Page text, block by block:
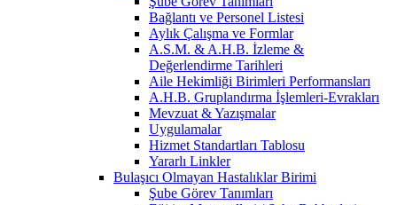
Bağlantı ve Personel Listesi
Aylık Çalışma ve Formlar
A.S.M. & A.H.B. İzleme &
Değerlendirme Tarihleri
Aile Hekimliği Birimleri Performansları
A.H.B. Gruplandırma İşlemleri-Evrakları
Mevzuat & Yazışmalar
Uygulamalar
Hizmet Standartları Tablosu
Yararlı Linkler
Bulaşıcı Olmayan Hastalıklar Birimi
Şube Görev Tanımları